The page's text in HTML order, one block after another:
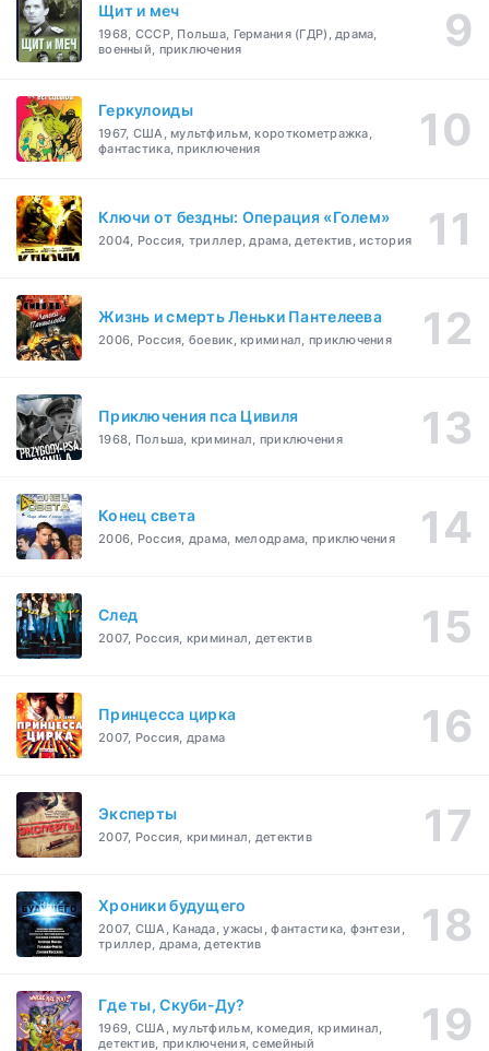
Щит и меч
1968, СССР, Польша, Германия (ГДР), драма,
военный, приключения
Геркулоиды
1967, США, мультфильм, короткометражка,
фантастика, приключения
Ключи от бездны: Операция «Голем»
2004, Россия, триллер, драма, детектив, история
Жизнь и смерть Леньки Пантелеева
2006, Россия, боевик, криминал, приключения
Приключения пса Цивиля
1968, Польша, криминал, приключения
Конец света
2006, Россия, драма, мелодрама, приключения
След
2007, Россия, криминал, детектив
Принцесса цирка
2007, Россия, драма
Эксперты
2007, Россия, криминал, детектив
Хроники будущего
2007, США, Канада, ужасы, фантастика, фэнтези,
триллер, драма, детектив
Где ты, Скуби-Ду?
1969, США, мультфильм, комедия, криминал,
детектив, приключения, семейный